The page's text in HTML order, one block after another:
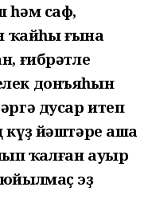
һәм саф,
ҡайһы ғына
ғибрәтле
донъяһын
дусар итеп
йәштәре аша
ҡалған ауыр
эҙ